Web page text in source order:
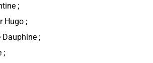
;
Hugo ;
;
;